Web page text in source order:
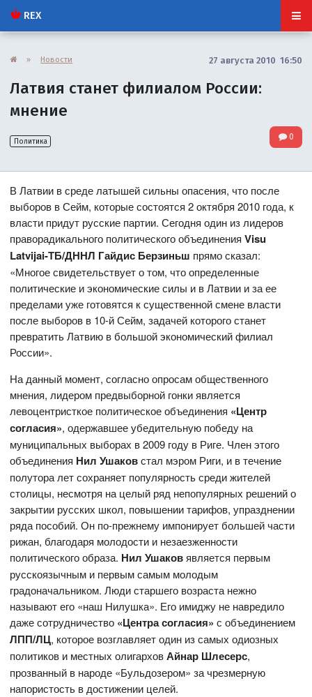
REX
» Новости 27 августа 2010 16:50
Латвия станет филиалом России:
мнение
Политика 0
В Латвии в среде латышей сильны опасения, что после
выборов в Сейм, которые состоятся 2 октября 2010 года, к
власти придут русские партии. Сегодня один из лидеров
праворадикального политического объединенияVisu
Latvijai-ТБ/ДННЛ Гайдис Берзиньш прямо сказал:
«Многое свидетельствует о том, что определенные
политические и экономические силы и в Латвии и за ее
пределами уже готовятся к существенной смене власти
после выборов в 10-й Сейм, задачей которого станет
превратить Латвию в большой экономический филиал
России».
На данный момент, согласно опросам общественного
мнения, лидером предвыборной гонки является
левоцентристкое политическое объединения «Центр
согласия», одержавшее убедительную победу на
муниципальных выборах в 2009 году в Риге. Член этого
объединения Нил Ушаковстал мэром Риги, и в течение
полутора лет сохраняет популярность среди жителей
столицы, несмотря на целый ряд непопулярных решений о
закрытии русских школ, повышении тарифов, упразднении
ряда пособий. Он по-прежнему импонирует большей части
рижан, благодаря молодости и незаезженности
политического образа. Нил Ушаковявляется первым
русскоязычным и первым самым молодым
градоначальником. Люди старшего возраста нежно
называют его «наш Нилушка». Его имиджу не навредило
даже сотрудничество «Центра согласия» с объединением
ЛПП/ЛЦ, которое возглавляет один из самых одиозных
политиков и местных олигарховАйнар Шлесерс,
прозванный в народе «Бульдозером» за чрезмерную
напористость в достижении целей.